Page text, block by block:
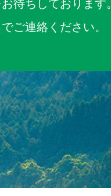
ご連絡ください。